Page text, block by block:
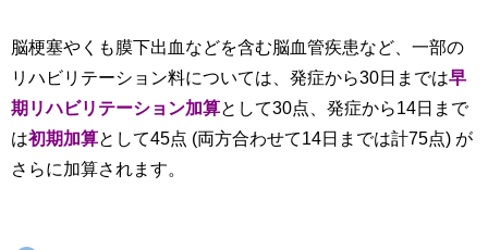
脳梗塞やくも膜下出血などを含む脳血管疾患など、一部の
リハビリテーション料については、発症から30日までは早
期リハビリテーション加算として30点、発症から14日まで
は初期加算として45点 (両方合わせて14日までは計75点) が
さらに加算されます。